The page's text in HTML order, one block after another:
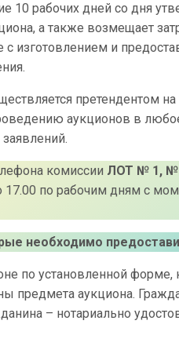
10 рабочих дней со дня
а также возмещает
изготовлением и
претендентом
аукционов в
комиссии ЛОТ № 1, №
17.00 по рабочим дням с
необходимо
по установленной
предмета аукциона.
– нотариально